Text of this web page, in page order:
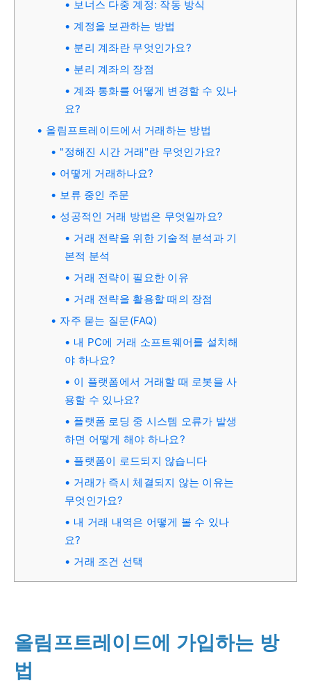
보너스 다중 계정: 작동 방식
계정을 보관하는 방법
분리 계좌란 무엇인가요?
분리 계좌의 장점
계좌 통화를 어떻게 변경할 수 있나
요?
올림프트레이드에서 거래하는 방법
"정해진 시간 거래"란 무엇인가요?
어떻게 거래하나요?
보류 중인 주문
성공적인 거래 방법은 무엇일까요?
거래 전략을 위한 기술적 분석과 기
본적 분석
거래 전략이 필요한 이유
거래 전략을 활용할 때의 장점
자주 묻는 질문(FAQ)
내 PC에 거래 소프트웨어를 설치해
야 하나요?
이 플랫폼에서 거래할 때 로봇을 사
용할 수 있나요?
플랫폼 로딩 중 시스템 오류가 발생
하면 어떻게 해야 하나요?
플랫폼이 로드되지 않습니다
거래가 즉시 체결되지 않는 이유는
무엇인가요?
내 거래 내역은 어떻게 볼 수 있나
요?
거래 조건 선택
올림프트레이드에 가입하는 방
법